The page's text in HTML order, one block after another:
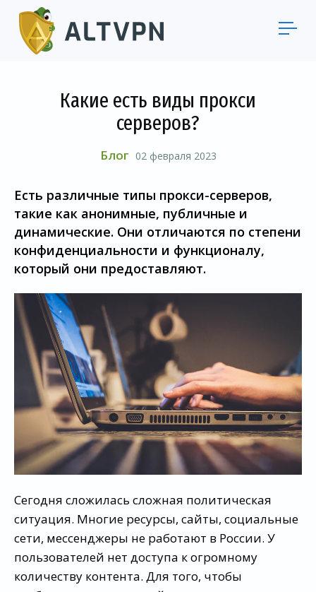
Какие есть виды прокси
серверов?
Блог 02 февраля 2023
Есть различные типы прокси-серверов,
такие как анонимные, публичные и
динамические. Они отличаются по степени
конфиденциальности и функционалу,
который они предоставляют.
Сегодня сложилась сложная политическая
ситуация. Многие ресурсы, сайты, социальные
сети, мессенджеры не работают в России. У
пользователей нет доступа к огромному
количеству контента. Для того, чтобы